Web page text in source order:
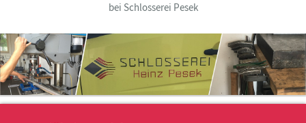
bei Schlosserei Pesek